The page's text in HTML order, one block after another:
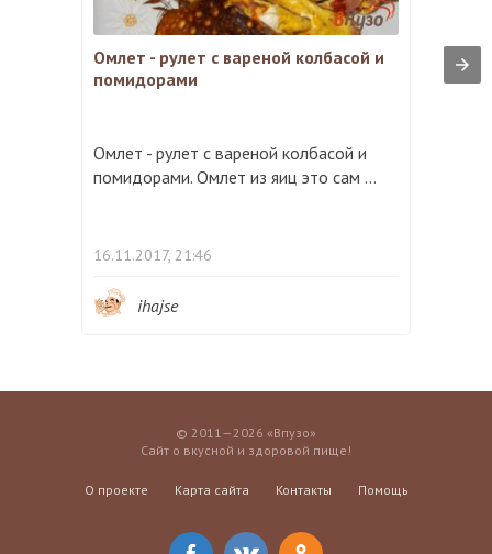
Омлет - рулет с вареной колбасой и
помидорами
Омлет - рулет с вареной колбасой и
помидорами. Омлет из яиц это сам ...
16.11.2017, 21:46
ihajse
© 2011—2026 «Впузо»
Сайт о вкусной и здоровой пище!
О проекте Карта сайта Контакты Помощь